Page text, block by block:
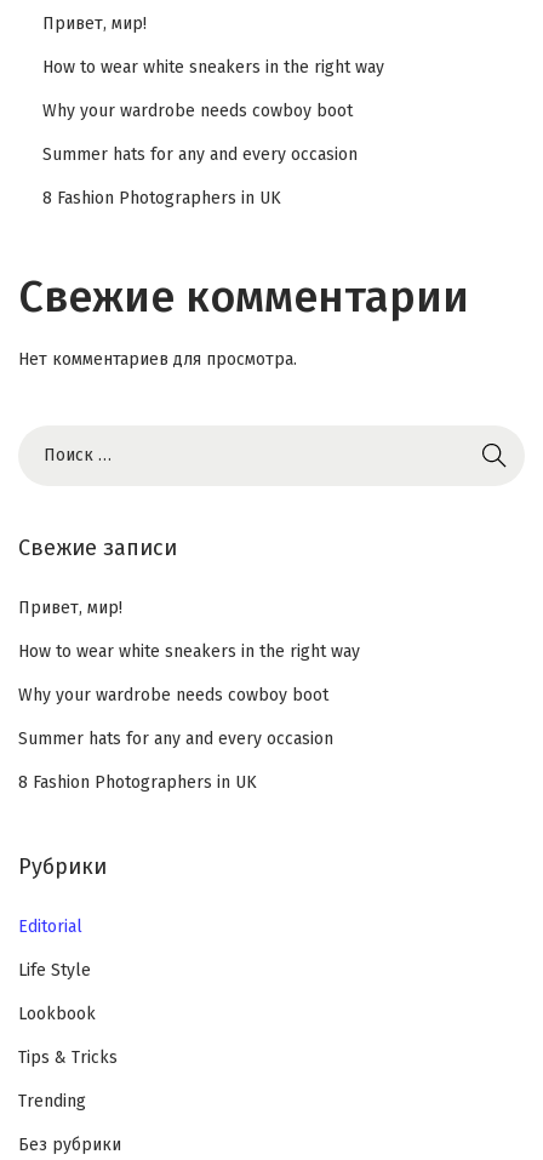
Привет, мир!
How to wear white sneakers in the right way
Why your wardrobe needs cowboy boot
Summer hats for any and every occasion
8 Fashion Photographers in UK
Свежие комментарии
Нет комментариев для просмотра.
Свежие записи
Привет, мир!
How to wear white sneakers in the right way
Why your wardrobe needs cowboy boot
Summer hats for any and every occasion
8 Fashion Photographers in UK
Рубрики
Editorial
Life Style
Lookbook
Tips & Tricks
Trending
Без рубрики